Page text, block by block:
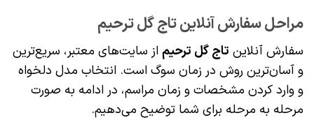
مراحل سفارش آنلاین تاج گل ترحیم
سفارش آنلاین تاج گل ترحیم از سایت‌های معتبر، سریع‌ترین
و آسان‌ترین روش در زمان سوگ است. انتخاب مدل دلخواه
و وارد کردن مشخصات و زمان مراسم، در ادامه به صورت
مرحله به مرحله برای شما توضیح می‌دهیم.